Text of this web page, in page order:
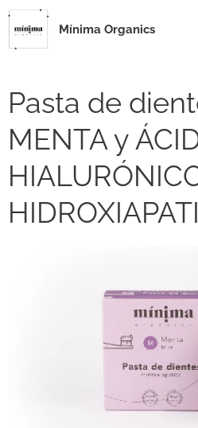
Mínima Organics
Pasta de
MENTA y